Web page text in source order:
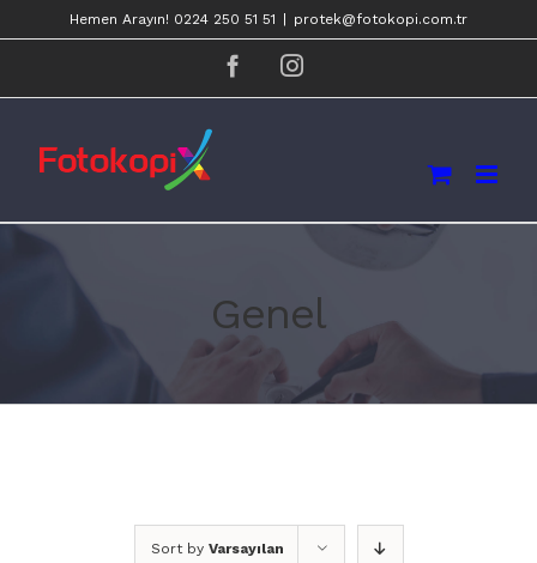
Hemen Arayın! 0224 250 51 51 protek@fotokopi.com.tr
facebookinstagram
Genel
Sort by Varsayılan